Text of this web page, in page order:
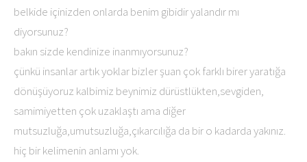
belkide içinizden onlarda benim gibidir yalandır mı
diyorsunuz?
bakın sizde kendinize inanmıyorsunuz?
çünkü insanlar artık yoklar bizler şuan çok farklı birer yaratığa
dönüşüyoruz kalbimiz beynimiz dürüstlükten,sevgiden,
samimiyetten çok uzaklaştı ama diğer
mutsuzluğa,umutsuzluğa,çıkarcılığa da bir o kadarda yakınız.
hiç bir kelimenin anlamı yok.